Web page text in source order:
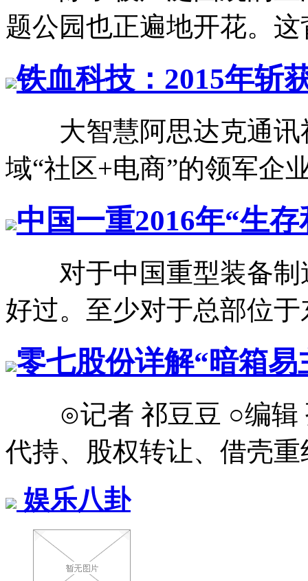
题公园也正遍地开花。这
铁血科技：2015年斩
大智慧阿思达克通讯
域“社区+电商”的领军企
中国一重2016年“生
对于中国重型装备制
好过。至少对于总部位于
零七股份详解“暗箱
⊙记者 祁豆豆 ○编辑
代持、股权转让、借壳重
娱乐八卦